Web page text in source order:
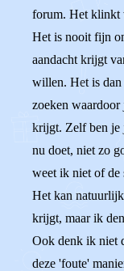
forum. Het klinkt
Het is nooit fijn
aandacht krijgt
willen. Het is dan
zoeken waardoor
krijgt. Zelf ben je
nu doet, niet zo
weet ik niet of de
Het kan
krijgt, maar ik
Ook denk ik niet
deze 'foute'